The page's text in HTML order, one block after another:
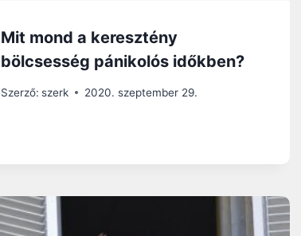
Mit mond a keresztény
bölcsesség pánikolós időkben?
Szerző: szerk 2020. szeptember 29.